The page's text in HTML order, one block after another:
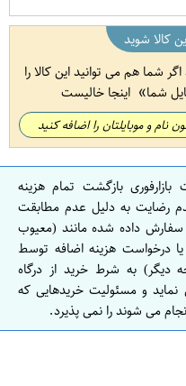
کالا شوید
شما هم می توانید این کالا را
شما اینجا خالیست
نام و موبایلتان را اضافه کنید
بازگشت تمام هزینه
رضایت به دلیل عدم مطابقت
سفارش داده شده مانند (معیوب
درخواست هزینه اضافه توسط
دیگر) به شرط خرید از درگاه
و مسئولیت خریدهایی که
می شوند را نمی پذیرد.